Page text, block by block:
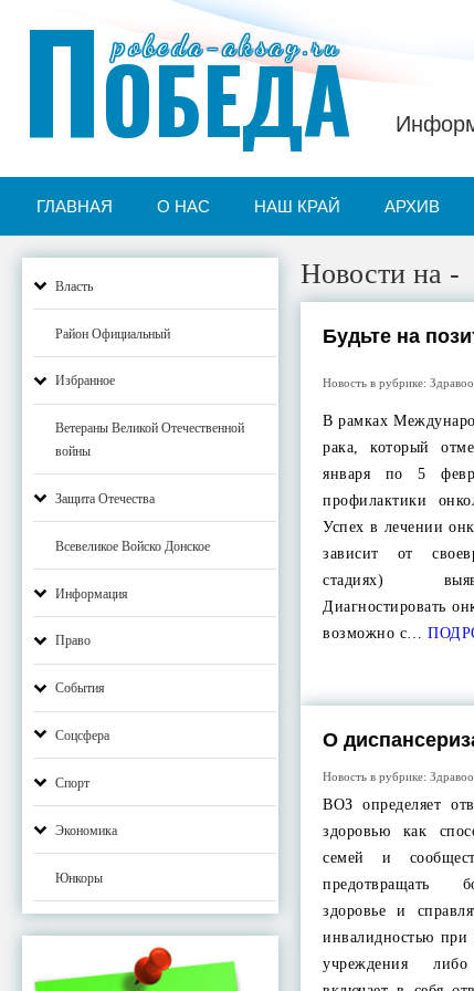
pobeda-aksay.ru
ПОБЕДА
ГЛАВНАЯ О НАС НАШ КРАЙ АРХИВ
Власть
Район Официальный
Избранное
Ветераны Великой Отечественной
войны
Защита Отечества
Всевеликое Войско Донское
Информация
Право
События
Соцсфера
Спорт
Экономика
Юнкоры
Новости на -
Будьте на
Новость в рубрике:
В рамках
рака, который
января по 5
профилактики
Успех в лечении
зависит от
стадиях)
Диагностировать
возможно с…
О
Новость в рубрике:
ВОЗ определяет
здоровью как
семей и
предотвращать
здоровье и
инвалидностью при
учреждения